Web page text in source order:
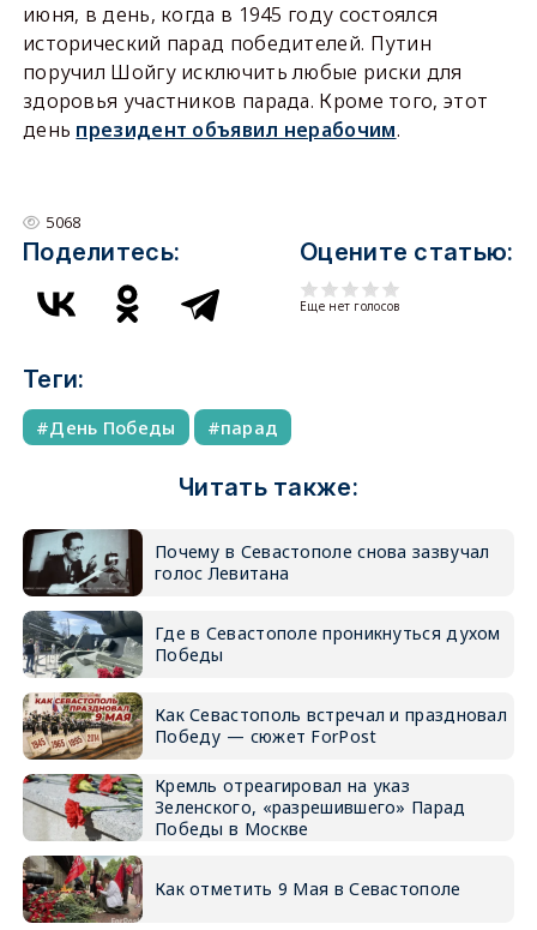
июня, в день, когда в 1945 году состоялся
исторический парад победителей. Путин
поручил Шойгу исключить любые риски для
здоровья участников парада. Кроме того, этот
день президент объявил нерабочим.
5068
Поделитесь: Оцените статью:
Еще нет голосов
Теги:
День Победы парад
Читать также:
Почему в Севастополе снова зазвучал
голос Левитана
Где в Севастополе проникнуться духом
Победы
Как Севастополь встречал и праздновал
Победу — сюжет ForPost
Кремль отреагировал на указ
Зеленского, «разрешившего» Парад
Победы в Москве
Как отметить 9 Мая в Севастополе